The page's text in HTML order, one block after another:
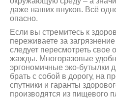
даже наших внуков. Всё
опасно.
Если вы стремитесь к
переживаете за
следует пересмотреть свое
жажды. Многоразовые
эргономичные эко-бутылки
брать с собой в дорогу, на
спутники и гаранты
производятся из пищевого